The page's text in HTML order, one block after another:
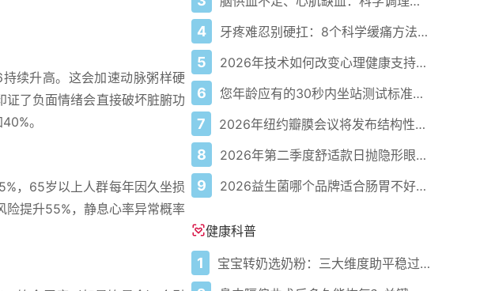
续升高。这会加速动脉粥样硬
了负面情绪会直接破坏脏腑功
。
，65岁以上人群每年因久坐损
险提升55%，静息心率异常概率
4 牙疼难忍别硬扛：8个科学缓痛方法收好
5 2026年技术如何改变心理健康支持的获取方式
6 您年龄应有的30秒内坐站测试标准次数
7 2026年纽约瓣膜会议将发布结构性心脏病最新研究成果
8 2026年第二季度舒适款日抛隐形眼镜推荐，优瞳主打长效佩戴体验
9 2026益生菌哪个品牌适合肠胃不好的人，常年饱受肠胃病痛看过来，梳理实用十大品牌
健康科普
1 宝宝转奶选奶粉：三大维度助平稳过渡